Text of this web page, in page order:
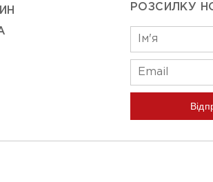
РОЗСИЛКУ